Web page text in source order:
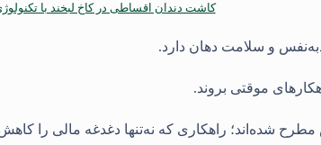
کاشت دندان اقساطی در کاخ لبخند با
و سلامت دهان دارد.
موقتی بروند.
شده‌اند؛ راهکاری که نه‌تنها دغدغه مالی را